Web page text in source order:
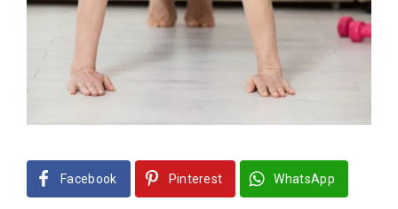
Facebook Pinterest WhatsApp